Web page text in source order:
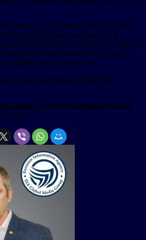
лучших музыкальных театров Санкт-
театра есть как детские, так и
мировой оперной классики, а
вечера камерной музыки и
детей разных возрастов.
станут доступны в 20:00 по
доступна на официальном